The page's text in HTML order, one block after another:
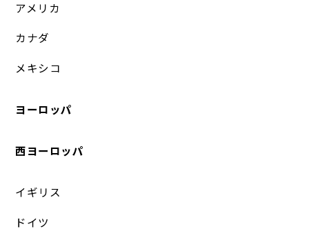
アメリカ
カナダ
メキシコ
ヨーロッパ
西ヨーロッパ
イギリス
ドイツ